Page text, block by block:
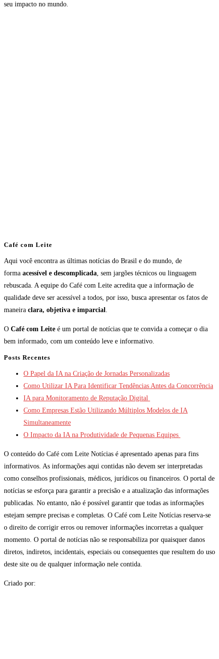
seu impacto no mundo.
Café com Leite
Aqui você encontra as últimas notícias do Brasil e do mundo, de
forma acessível e descomplicada, sem jargões técnicos ou linguagem
rebuscada. A equipe do Café com Leite acredita que a informação de
qualidade deve ser acessível a todos, por isso, busca apresentar os fatos de
maneira clara, objetiva e imparcial.
O Café com Leite é um portal de notícias que te convida a começar o dia
bem informado, com um conteúdo leve e informativo.
Posts Recentes
O Papel da IA na Criação de Jornadas Personalizadas
Como Utilizar IA Para Identificar Tendências Antes da Concorrência
IA para Monitoramento de Reputação Digital
Como Empresas Estão Utilizando Múltiplos Modelos de IA
Simultaneamente
O Impacto da IA na Produtividade de Pequenas Equipes
O conteúdo do Café com Leite Notícias é apresentado apenas para fins
informativos. As informações aqui contidas não devem ser interpretadas
como conselhos profissionais, médicos, jurídicos ou financeiros. O portal de
notícias se esforça para garantir a precisão e a atualização das informações
publicadas. No entanto, não é possível garantir que todas as informações
estejam sempre precisas e completas. O Café com Leite Notícias reserva-se
o direito de corrigir erros ou remover informações incorretas a qualquer
momento. O portal de notícias não se responsabiliza por quaisquer danos
diretos, indiretos, incidentais, especiais ou consequentes que resultem do uso
deste site ou de qualquer informação nele contida.
Criado por: